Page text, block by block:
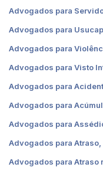
Advogados para
Advogados para
Advogados para
Advogados para Visto
Advogados para
Advogados para
Advogados para
Advogados para
Advogados para Atraso